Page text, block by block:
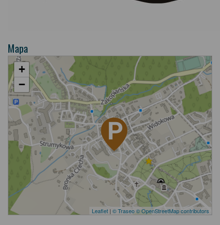
Mapa
+
−
Leaflet | © Traseo© OpenStreetMap contributors